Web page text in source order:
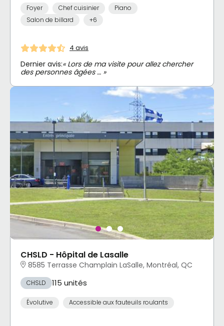
Foyer Chef cuisinier
Piano
Salon de billard
+6
4 avis
Dernier avis:« Lors de ma visite pour allez chercher
des personnes âgées … »
CHSLD - Hôpital de Lasalle
8585 Terrasse Champlain LaSalle, Montréal, QC
CHSLD 115 unités
Évolutive Accessible aux fauteuils roulants